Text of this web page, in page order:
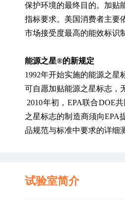
保护环境的最终目的。加贴
指标要求。美国消费者主要
市场接受度最高的能效标识
能源之星®的新规定
1992年开始实施的能源之星
可自愿加贴能源之星标志，
2010年初，EPA联合DOE
之星标志的制造商须向EPA
品规范与标准中要求的详细
试验室简介